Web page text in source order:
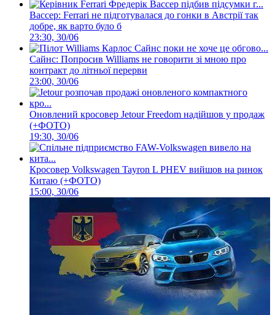
Вассер: Ferrari не підготувалася до гонки в Австрії так
добре, як варто було б
23:30, 30/06
Сайнс: Попросив Williams не говорити зі мною про
контракт до літньої перерви
23:00, 30/06
Оновлений кросовер Jetour Freedom надійшов у продаж
(+ФОТО)
19:30, 30/06
Кросовер Volkswagen Tayron L PHEV вийшов на ринок
Китаю (+ФОТО)
15:00, 30/06